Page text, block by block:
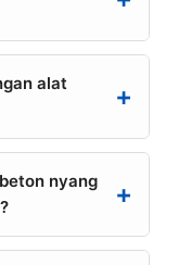
alat
nyang